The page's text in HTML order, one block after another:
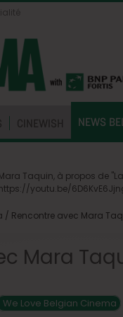
CINEWISH NEWS
Taquin, à propos de
youtu.be/
/ Rencontre avec Mara
Mara
We Love Belgian Cinema